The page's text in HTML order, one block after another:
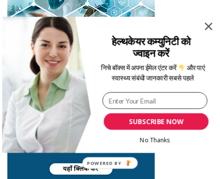
SUBSCRIBE NOW
हेल्थकेयर कम्युनिटी को
ज्वाइन करें
निचे बॉक्स में अपना ईमेल एंटर करें
और पाएं
स्वास्थ्य संबंधी जानकारी सबसे पहले
No Thanks
POWERED
BY